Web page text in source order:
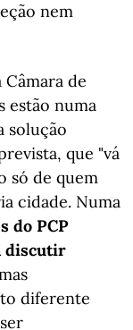
nem
de
estão numa
solução
que "vá
só de quem
cidade. Numa
do PCP
discutir
diferente